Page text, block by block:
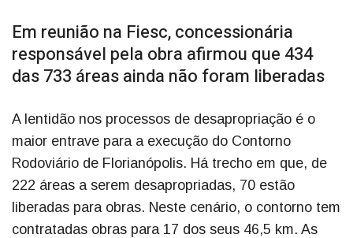
Em reunião na Fiesc, concessionária
responsável pela obra afirmou que 434
das 733 áreas ainda não foram liberadas
A lentidão nos processos de desapropriação é o
maior entrave para a execução do Contorno
Rodoviário de Florianópolis. Há trecho em que, de
222 áreas a serem desapropriadas, 70 estão
liberadas para obras. Neste cenário, o contorno tem
contratadas obras para 17 dos seus 46,5 km. As